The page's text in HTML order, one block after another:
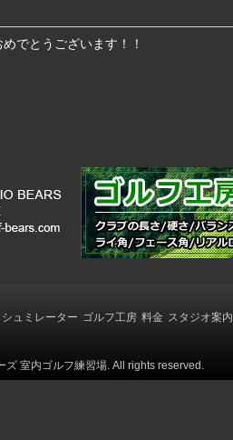
でとうございます！！
シュミレーター ゴルフ工房 料金 スタジオ案内
室内ゴルフ練習場. All rights reserved.